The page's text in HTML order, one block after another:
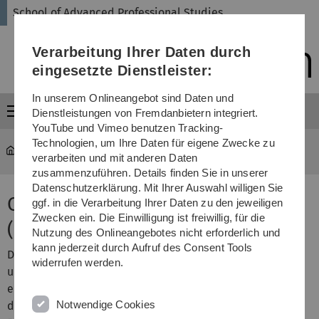
Direkt
Direkt
Direkt
(Sprache,
Drucken,
Media)
Direkt
Direkt
School of Advanced Professional Studies
Menü
... Certificate of Advanced Studies (CAS)
Certificate of Advanced Studies
(CAS)
Die Module des CAS können einzeln und weitgehend
unabhängig voneinander studiert werden. Für jedes
erfolgreich absolvierte Modul erhalten Sie ein Zertifikat
der Universität Ulm.
Verarbeitung Ihrer Daten durch
eingesetzte Dienstleister:
In unserem Onlineangebot sind Daten und
Dienstleistungen von Fremdanbietern integriert.
YouTube und Vimeo benutzen Tracking-
Technologien, um Ihre Daten für eigene Zwecke zu
verarbeiten und mit anderen Daten
zusammenzuführen. Details finden Sie in unserer
Datenschutzerklärung. Mit Ihrer Auswahl willigen Sie
ggf. in die Verarbeitung Ihrer Daten zu den jeweiligen
Zwecken ein. Die Einwilligung ist freiwillig, für die
Nutzung des Onlineangebotes nicht erforderlich und
kann jederzeit durch Aufruf des Consent Tools
widerrufen werden.
Notwendige Cookies